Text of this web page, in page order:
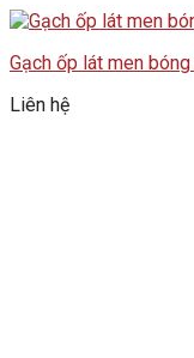
Gạch ốp lát men
Liên hệ